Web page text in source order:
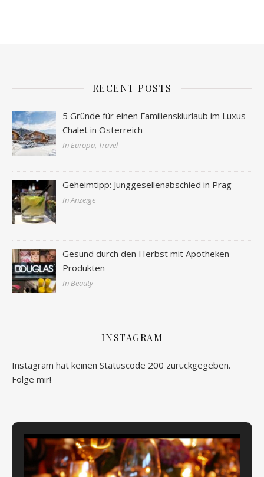
RECENT POSTS
5 Gründe für einen Familienskiurlaub im Luxus-
Chalet in Österreich
In Europa, Travel
Geheimtipp: Junggesellenabschied in Prag
In Anzeige
Gesund durch den Herbst mit Apotheken
Produkten
In Beauty
INSTAGRAM
Instagram hat keinen Statuscode 200 zurückgegeben.
Folge mir!